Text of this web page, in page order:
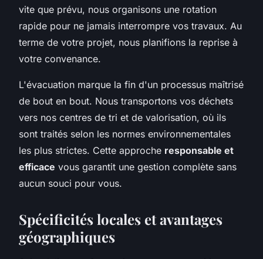
vite que prévu, nous organisons une rotation
rapide pour ne jamais interrompre vos travaux. Au
terme de votre projet, nous planifions la reprise à
votre convenance.
L'évacuation marque la fin d'un processus maîtrisé
de bout en bout. Nous transportons vos déchets
vers nos centres de tri et de valorisation, où ils
sont traités selon les normes environnementales
les plus strictes. Cette approche responsable et
efficace vous garantit une gestion complète sans
aucun souci pour vous.
Spécificités locales et avantages
géographiques